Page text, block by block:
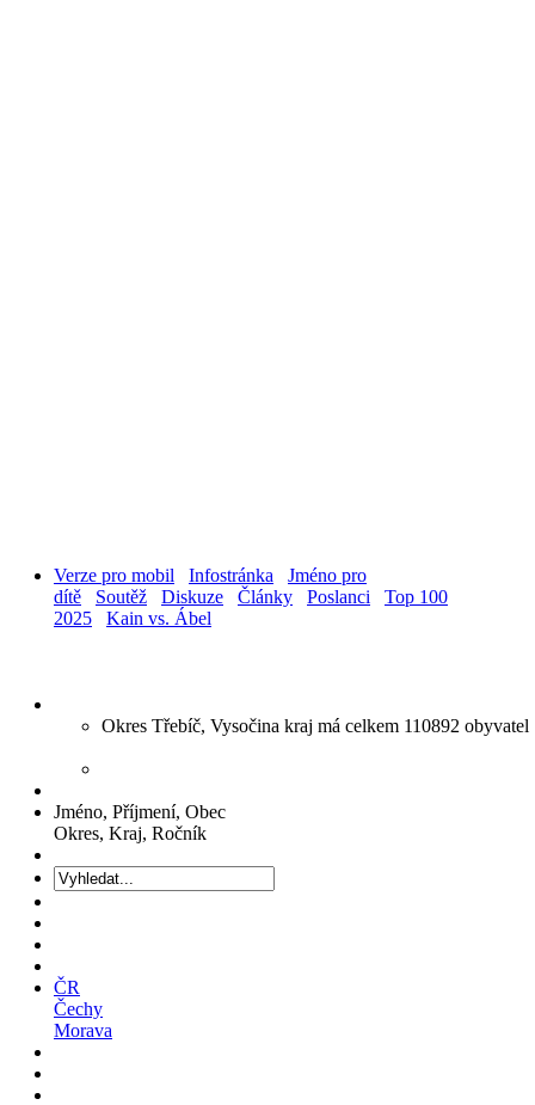
Verze pro mobil Infostránka
Jméno pro
dítě
Soutěž Diskuze Články Poslanci
Top 100
2025
Kain vs. Ábel
Okres Třebíč, Vysočina kraj má celkem 110892 obyvatel
Jméno, Příjmení, Obec
Okres, Kraj, Ročník
ČR
Čechy
Morava